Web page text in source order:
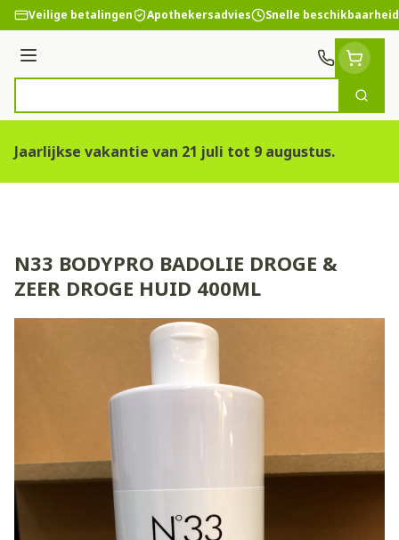
Ga naar de inhoud
Veilige betalingen Apothekersadvies Snelle beschikbaarheid
Menu
Zoek
Jaarlijkse vakantie van 21 juli tot 9 augustus.
N33 BODYPRO BADOLIE DROGE &
ZEER DROGE HUID 400ML